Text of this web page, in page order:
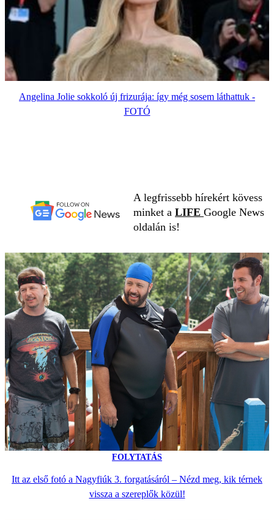
Angelina Jolie sokkoló új frizurája: így még sosem láthattuk -
FOTÓ
A legfrissebb hírekért kövess
minket a LIFE Google News
oldalán is!
FOLYTATÁS
Itt az első fotó a Nagyfiúk 3. forgatásáról – Nézd meg, kik térnek
vissza a szereplők közül!